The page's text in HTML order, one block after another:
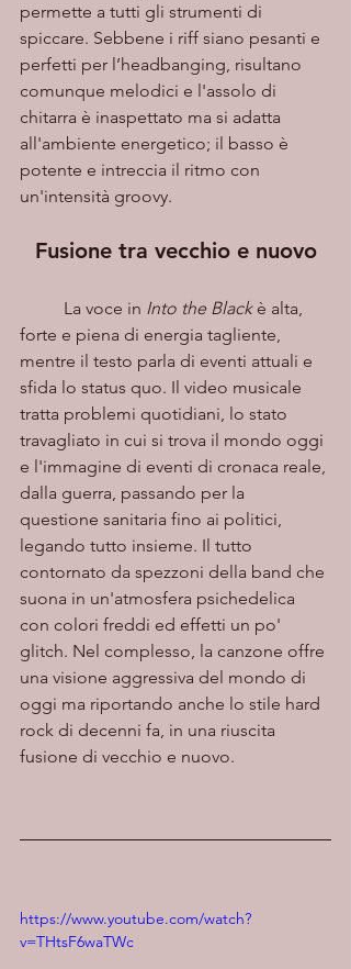
permette a tutti gli strumenti di
spiccare. Sebbene i riff siano pesanti e
perfetti per l’headbanging, risultano
comunque melodici e l'assolo di
chitarra è inaspettato ma si adatta
all'ambiente energetico; il basso è
potente e intreccia il ritmo con
un'intensità groovy.
Fusione tra vecchio e nuovo
	La voce in
Into the Black è alta,
forte e piena di energia tagliente,
mentre il testo parla di eventi attuali e
sfida lo status quo. Il video musicale
tratta problemi quotidiani, lo stato
travagliato in cui si trova il mondo oggi
e l'immagine di eventi di cronaca reale,
dalla guerra, passando per la
questione sanitaria fino ai politici,
legando tutto insieme. Il tutto
contornato da spezzoni della band che
suona in un'atmosfera psichedelica
con colori freddi ed effetti un po'
glitch. Nel complesso, la canzone offre
una visione aggressiva del mondo di
oggi ma riportando anche lo stile hard
rock di decenni fa, in una riuscita
fusione di vecchio e nuovo.
https://www.youtube.com/watch?
v=THtsF6waTWc